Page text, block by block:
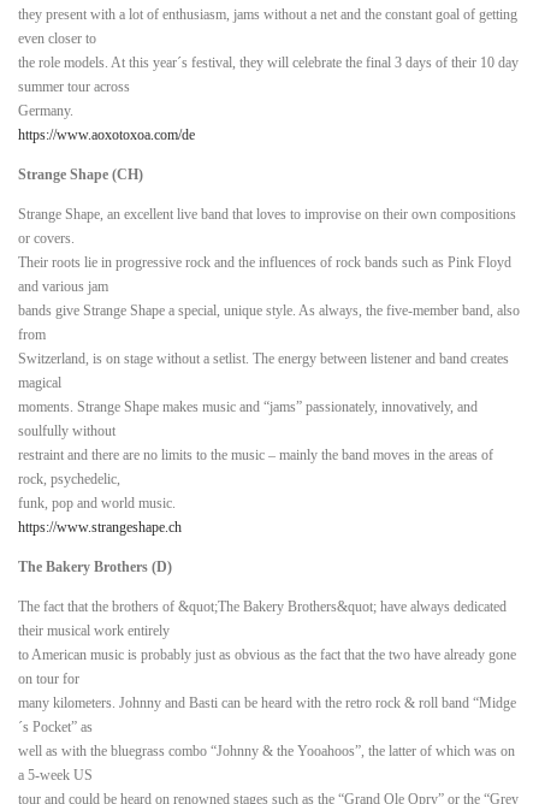
they present with a lot of enthusiasm, jams without a net and the constant goal of getting
even closer to
the role models. At this year´s festival, they will celebrate the final 3 days of their 10 day
summer tour across
Germany.
https://www.aoxotoxoa.com/de
Strange Shape (CH)
Strange Shape, an excellent live band that loves to improvise on their own compositions
or covers.
Their roots lie in progressive rock and the influences of rock bands such as Pink Floyd
and various jam
bands give Strange Shape a special, unique style. As always, the five-member band, also
from
Switzerland, is on stage without a setlist. The energy between listener and band creates
magical
moments. Strange Shape makes music and “jams” passionately, innovatively, and
soulfully without
restraint and there are no limits to the music – mainly the band moves in the areas of
rock, psychedelic,
funk, pop and world music.
https://www.strangeshape.ch
The Bakery Brothers (D)
The fact that the brothers of &quot;The Bakery Brothers&quot; have always dedicated
their musical work entirely
to American music is probably just as obvious as the fact that the two have already gone
on tour for
many kilometers. Johnny and Basti can be heard with the retro rock & roll band “Midge
´s Pocket” as
well as with the bluegrass combo “Johnny & the Yooahoos”, the latter of which was on
a 5-week US
tour and could be heard on renowned stages such as the “Grand Ole Opry” or the “Grey